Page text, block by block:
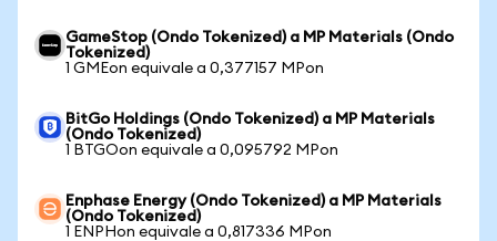
GameStop (Ondo Tokenized) a MP Materials (Ondo
Tokenized)
1 GMEon equivale a 0,377157 MPon
BitGo Holdings (Ondo Tokenized) a MP Materials
(Ondo Tokenized)
1 BTGOon equivale a 0,095792 MPon
Enphase Energy (Ondo Tokenized) a MP Materials
(Ondo Tokenized)
1 ENPHon equivale a 0,817336 MPon